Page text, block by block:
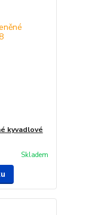
kyvadlové
Skladem